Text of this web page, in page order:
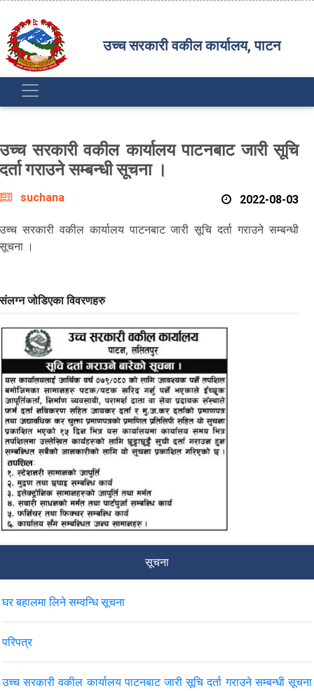
उच्च सरकारी वकील कार्यालय, पाटन
उच्च सरकारी वकील कार्यालय पाटनबाट जारी सूचि
दर्ता गराउने सम्बन्धी सूचना ।
suchana 2022-08-03
उच्च सरकारी वकील कार्यालय पाटनबाट जारी सूचि दर्ता गराउने सम्बन्धी
सूचना ।
संलग्न जोडिएका विवरणहरु
सूचना
घर बहालमा लिने सम्वन्धि सूचना
परिपत्र
उच्च सरकारी वकील कार्यालय पाटनबाट जारी सूचि दर्ता गराउने सम्बन्धी सूचना